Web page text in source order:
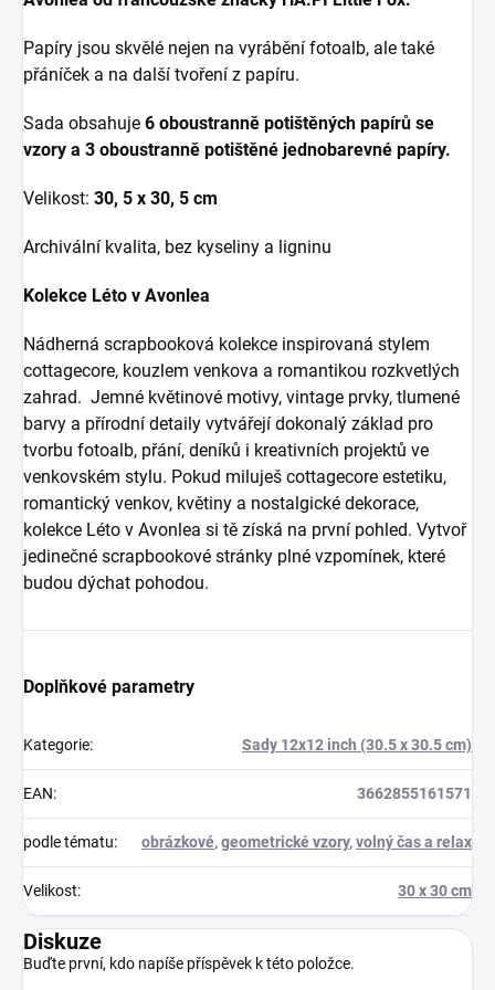
Papíry jsou skvělé nejen na vyrábění fotoalb, ale také
přáníček a na další tvoření z papíru.
Sada obsahuje 6 oboustranně potištěných papírů se
vzory a 3 oboustranně potištěné jednobarevné papíry.
Velikost: 30, 5 x 30, 5 cm
Archivální kvalita, bez kyseliny a ligninu
Kolekce Léto v Avonlea
Nádherná scrapbooková kolekce inspirovaná stylem
cottagecore, kouzlem venkova a romantikou rozkvetlých
zahrad. Jemné květinové motivy, vintage prvky, tlumené
barvy a přírodní detaily vytvářejí dokonalý základ pro
tvorbu fotoalb, přání, deníků i kreativních projektů ve
venkovském stylu. Pokud miluješ cottagecore estetiku,
romantický venkov, květiny a nostalgické dekorace,
kolekce Léto v Avonlea si tě získá na první pohled. Vytvoř
jedinečné scrapbookové stránky plné vzpomínek, které
budou dýchat pohodou.
Doplňkové parametry
Kategorie: Sady 12x12 inch (30.5 x 30.5 cm)
EAN: 3662855161571
podle tématu: obrázkové,geometrické vzory,volný čas a relax
Velikost: 30 x 30 cm
Diskuze
Buďte první, kdo napíše příspěvek k této položce.